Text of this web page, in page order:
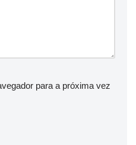
para a próxima vez